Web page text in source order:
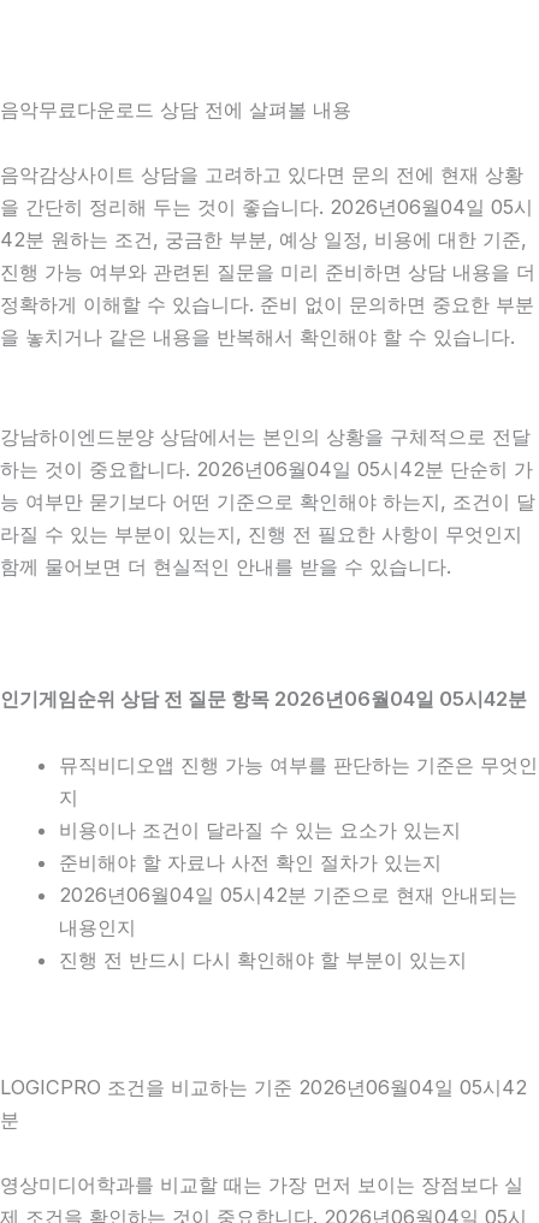
음악무료다운로드 상담 전에 살펴볼 내용
음악감상사이트 상담을 고려하고 있다면 문의 전에 현재 상황
을 간단히 정리해 두는 것이 좋습니다. 2026년06월04일 05시
42분 원하는 조건, 궁금한 부분, 예상 일정, 비용에 대한 기준,
진행 가능 여부와 관련된 질문을 미리 준비하면 상담 내용을 더
정확하게 이해할 수 있습니다. 준비 없이 문의하면 중요한 부분
을 놓치거나 같은 내용을 반복해서 확인해야 할 수 있습니다.
강남하이엔드분양 상담에서는 본인의 상황을 구체적으로 전달
하는 것이 중요합니다. 2026년06월04일 05시42분 단순히 가
능 여부만 묻기보다 어떤 기준으로 확인해야 하는지, 조건이 달
라질 수 있는 부분이 있는지, 진행 전 필요한 사항이 무엇인지
함께 물어보면 더 현실적인 안내를 받을 수 있습니다.
인기게임순위 상담 전 질문 항목 2026년06월04일 05시42분
뮤직비디오앱 진행 가능 여부를 판단하는 기준은 무엇인
지
비용이나 조건이 달라질 수 있는 요소가 있는지
준비해야 할 자료나 사전 확인 절차가 있는지
2026년06월04일 05시42분 기준으로 현재 안내되는
내용인지
진행 전 반드시 다시 확인해야 할 부분이 있는지
LOGICPRO 조건을 비교하는 기준 2026년06월04일 05시42
분
영상미디어학과를 비교할 때는 가장 먼저 보이는 장점보다 실
제 조건을 확인하는 것이 중요합니다. 2026년06월04일 05시